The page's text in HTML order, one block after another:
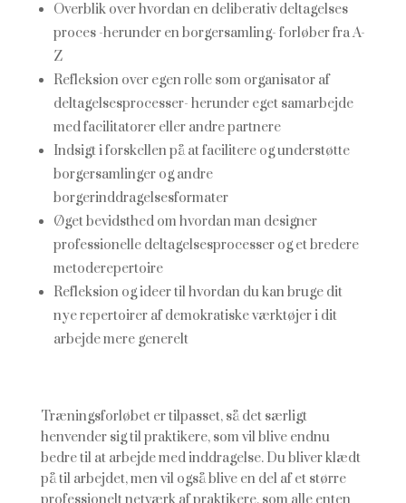
Overblik over hvordan en deliberativ deltagelses
proces -herunder en borgersamling- forløber fra A-
Z
Refleksion over egen rolle som organisator af
deltagelsesprocesser- herunder eget samarbejde
med facilitatorer eller andre partnere
Indsigt i forskellen på at facilitere og understøtte
borgersamlinger og andre
borgerinddragelsesformater
Øget bevidsthed om hvordan man designer
professionelle deltagelsesprocesser og et bredere
metoderepertoire
Refleksion og ideer til hvordan du kan bruge dit
nye repertoirer af demokratiske værktøjer i dit
arbejde mere generelt
Træningsforløbet er tilpasset, så det særligt
henvender sig til praktikere, som vil blive endnu
bedre til at arbejde med inddragelse. Du bliver klædt
på til arbejdet, men vil også blive en del af et større